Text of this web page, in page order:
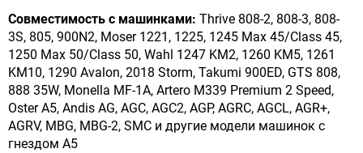
Совместимость с машинками: Thrive 808-2, 808-3, 808-
3S, 805, 900N2, Moser 1221, 1225, 1245 Max 45/Class 45,
1250 Max 50/Class 50, Wahl 1247 KM2, 1260 KM5, 1261
KM10, 1290 Avalon, 2018 Storm, Takumi 900ED, GTS 808,
888 35W, Monella MF-1A, Artero M339 Premium 2 Speed,
Oster A5, Andis AG, AGC, AGC2, AGP, AGRC, AGCL, AGR+,
AGRV, MBG, MBG-2, SMC и другие модели машинок с
гнездом А5